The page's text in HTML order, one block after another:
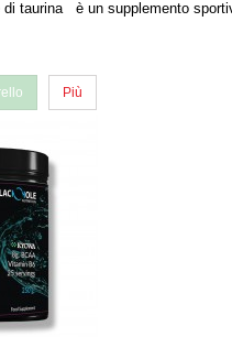
di taurina è un supplemento
Più